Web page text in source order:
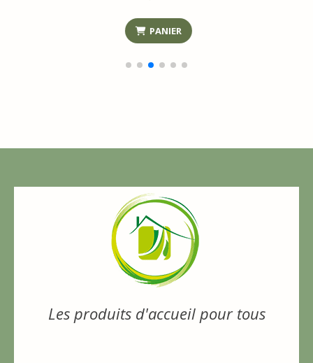
Les produits d'accueil pour tous